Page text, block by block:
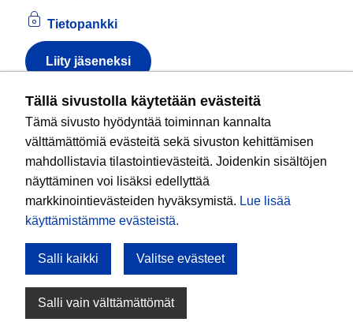
Tällä sivustolla käytetään evästeitä
Tämä sivusto hyödyntää toiminnan kannalta
välttämättömiä evästeitä sekä sivuston kehittämisen
mahdollistavia tilastointievästeitä. Joidenkin sisältöjen
näyttäminen voi lisäksi edellyttää
markkinointievästeiden hyväksymistä. Lue lisää
käyttämistämme evästeistä.​​​​​​
Salli kaikki
Salli vain välttämättömät
Valitse evästeet
Tietopankki
Liity jäseneksi
Tietoa evästeistä
Kansallinen senioriliitto ryon valtakunnallinen
eläkeläisjärjestö, joka edistää ikääntyvien ja
eläkeläisten sosiaalista turvallisuutta ja hyvinvointia
sekä valvoo heidän oikeuksiaan liiton arvoja
noudattaen. Liitto on puolueisiin kuulumaton.
Tule mukaan!